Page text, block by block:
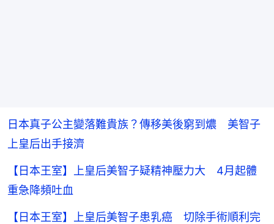
日本真子公主變落難貴族？傳移美後窮到燶 美智子
上皇后出手接濟
【日本王室】上皇后美智子疑精神壓力大 4月起體
重急降頻吐血
【日本王室】上皇后美智子患乳癌 切除手術順利完